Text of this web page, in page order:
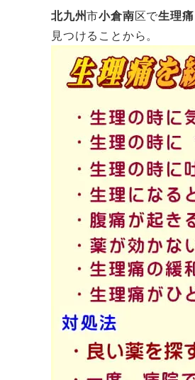
北九州市小倉南区で生理痛
見つけることから。